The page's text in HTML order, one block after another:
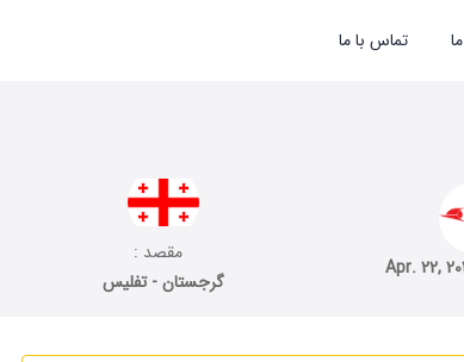
تماس با ما
Apr. 22,
مقصد :
گرجستان - تفلیس